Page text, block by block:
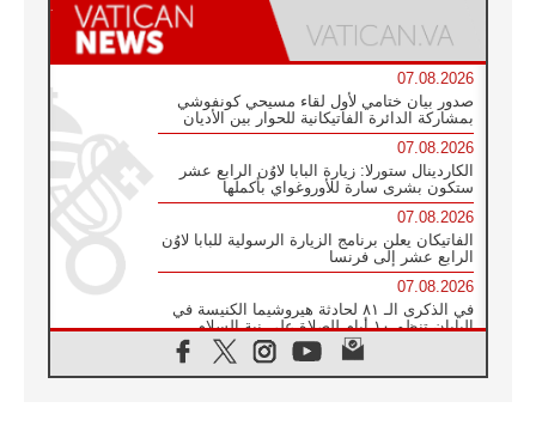
07.08.2026
صدور بيان ختامي لأول لقاء مسيحي كونفوشي
بمشاركة الدائرة الفاتيكانية للحوار بين الأديان
07.08.2026
الكاردينال ستورلا: زيارة البابا لاوُن الرابع عشر
ستكون بشرى سارة للأوروغواي بأكملها
07.08.2026
الفاتيكان يعلن برنامج الزيارة الرسولية للبابا لاوُن
الرابع عشر إلى فرنسا
07.08.2026
في الذكرى الـ ٨١ لحادثة هيروشيما الكنيسة في
اليابان تنظم ١٠ أيام للصلاة على نية السلام
الكنيسة في الأوروغواي: زيارة البابا ستعزز